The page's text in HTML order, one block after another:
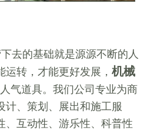
去的基础就是源源不断的人
转，才能更好发展， 机械
气道具。我们公司专业为商
计、策划、展出和施工服
、互动性、游乐性、科普性